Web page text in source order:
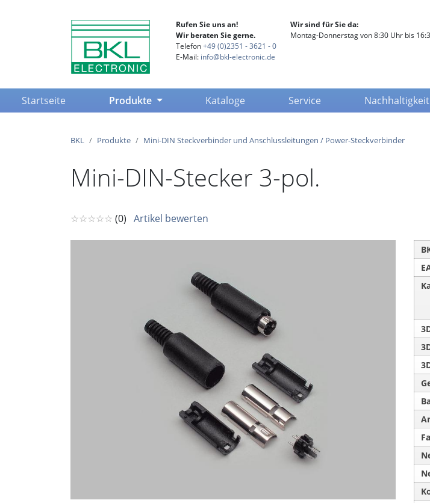
Rufen Sie uns an!
Wir beraten Sie gerne.
Telefon+49 (0)2351 - 3621 - 0
E-Mail: info@bkl-electronic.de
Wir sind für Sie da:
Montag-Donnerstag von 8:30 Uhr bis
Startseite(current) Produkte Kataloge Service Nachhaltigkeit
BKL Produkte Mini-DIN Steckverbinder und Anschlussleitungen / Power-Steckverbinder
Mini-DIN-Stecker 3-pol.
☆☆☆☆☆ (0) Artikel bewerten